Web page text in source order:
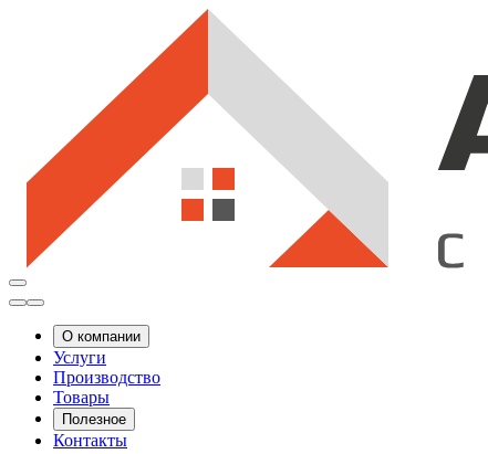
О компании
Услуги
Производство
Товары
Полезное
Контакты